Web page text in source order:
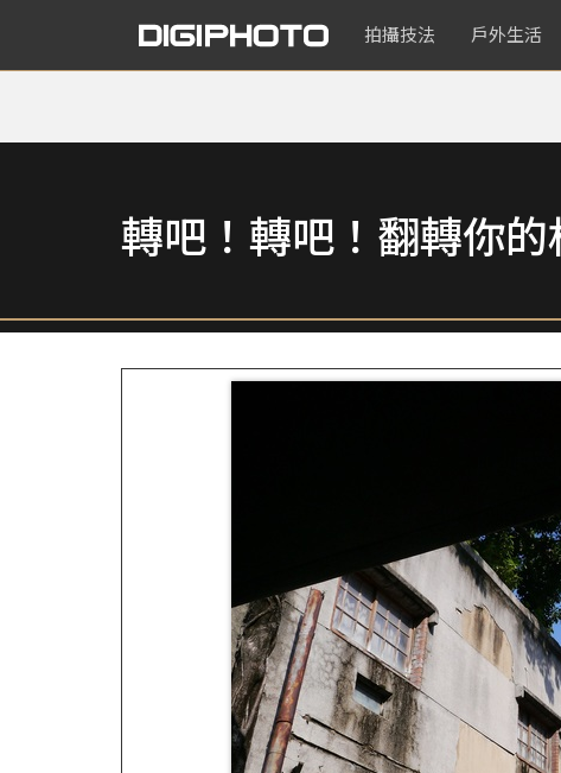
拍攝技法 戶外生活
轉吧！轉吧！翻轉你